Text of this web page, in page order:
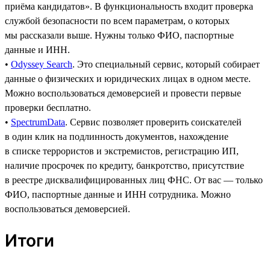
приёма кандидатов». В функциональность входит проверка
службой безопасности по всем параметрам, о которых
мы рассказали выше. Нужны только ФИО, паспортные
данные и ИНН.
• Odyssey Search. Это специальный сервис, который собирает
данные о физических и юридических лицах в одном месте.
Можно воспользоваться демоверсией и провести первые
проверки бесплатно.
• SpectrumData. Сервис позволяет проверить соискателей
в один клик на подлинность документов, нахождение
в списке террористов и экстремистов, регистрацию ИП,
наличие просрочек по кредиту, банкротство, присутствие
в реестре дисквалифицированных лиц ФНС. От вас — только
ФИО, паспортные данные и ИНН сотрудника. Можно
воспользоваться демоверсией.
Итоги